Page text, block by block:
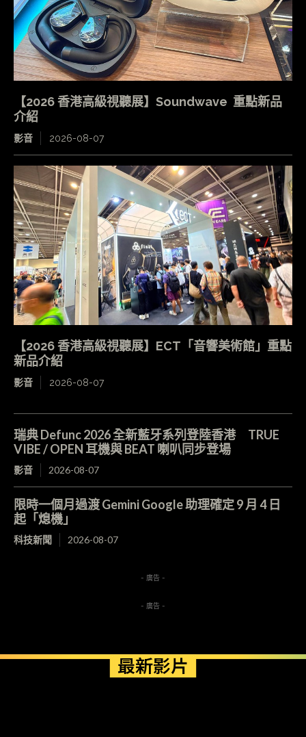
【2026 香港高級視聽展】Soundwave 重點新品
介紹
影音 2026-08-07
【2026 香港高級視聽展】ECT「音響美術館」重點
新品介紹
影音 2026-08-07
瑞典 Defunc 2026 全新藍牙系列登陸香港 TRUE
VIBE / OPEN 耳機與 BEAT 喇叭同步登場
影音 2026-08-07
限時一個月過渡 Gemini Google 助理確定 9 月 4 日
起「熄機」
科技新聞 2026-08-07
- 廣告 -
- 廣告 -
最新影片